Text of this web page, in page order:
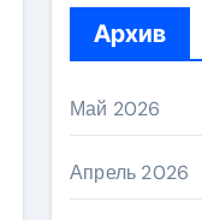
Архив
Май 2026
Апрель 2026